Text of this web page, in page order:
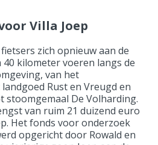
Villa Joep
zich opnieuw aan de
40 kilometer voeren langs de
van het
Rust en Vreugd en
stoomgemaal De Volharding.
van ruim 21 duizend euro
Het fonds voor onderzoek
opgericht door Rowald en